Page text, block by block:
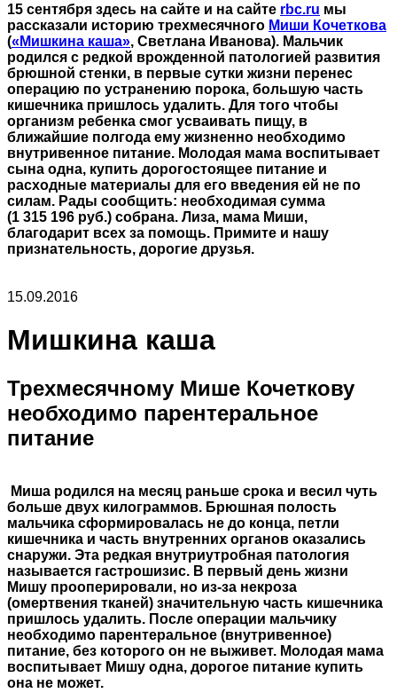
15 сентября здесь на сайте и на сайте rbc.ru мы
рассказали историю трехмесячного Миши Кочеткова
(«Мишкина каша», Светлана Иванова). Мальчик
родился с редкой врожденной патологией развития
брюшной стенки, в первые сутки жизни перенес
операцию по устранению порока, большую часть
кишечника пришлось удалить. Для того чтобы
организм ребенка смог усваивать пищу, в
ближайшие полгода ему жизненно необходимо
внутривенное питание. Молодая мама воспитывает
сына одна, купить дорогостоящее питание и
расходные материалы для его введения ей не по
силам. Рады сообщить: необходимая сумма
(1 315 196 руб.) собрана. Лиза, мама Миши,
благодарит всех за помощь. Примите и нашу
признательность, дорогие друзья.
15.09.2016
Мишкина каша
Трехмесячному Мише Кочеткову
необходимо парентеральное
питание
Миша родился на месяц раньше срока и весил чуть
больше двух килограммов. Брюшная полость
мальчика сформировалась не до конца, петли
кишечника и часть внутренних органов оказались
снаружи. Эта редкая внутриутробная патология
называется гастрошизис. В первый день жизни
Мишу прооперировали, но из-за некроза
(омертвения тканей) значительную часть кишечника
пришлось удалить. После операции мальчику
необходимо парентеральное (внутривенное)
питание, без которого он не выживет. Молодая мама
воспитывает Мишу одна, дорогое питание купить
она не может.